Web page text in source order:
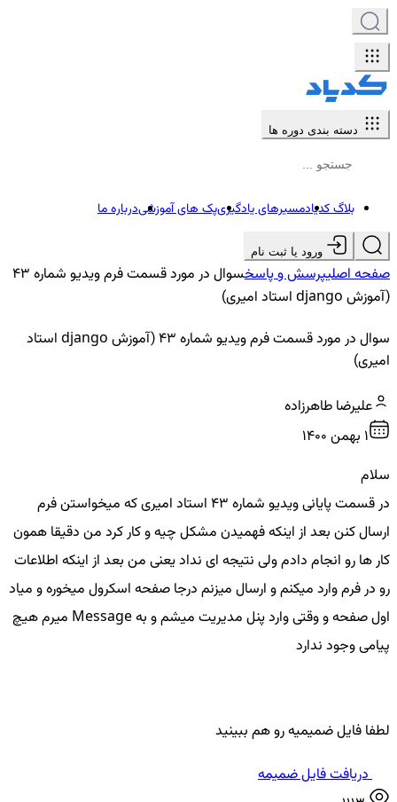
دسته بندی دوره ها
بلاگ کدیادمسیرهای یادگیریپک های آموزشیدرباره ما
ورود یا ثبت نام
صفحه اصلیپرسش و پاسخ
سوال در مورد قسمت فرم ویدیو شماره 43
(آموزش django استاد امیری)
سوال در مورد قسمت فرم ویدیو شماره 43 (آموزش django استاد
امیری)
علیرضا طاهرزاده
1 بهمن ۱۴۰۰
سلام
در قسمت پایانی ویدیو شماره 43 استاد امیری که میخواستن فرم
ارسال کنن بعد از اینکه فهمیدن مشکل چیه و کار کرد من دقیقا همون
کار ها رو انجام دادم ولی نتیجه ای نداد یعنی من بعد از اینکه اطلاعات
رو در فرم وارد میکنم و ارسال میزنم درجا صفحه اسکرول میخوره و میاد
اول صفحه و وقتی وارد پنل مدیریت میشم و به Message میرم هیچ
پیامی وجود ندارد
لطفا فایل ضمیمیه رو هم ببینید
دریافت فایل ضمیمه